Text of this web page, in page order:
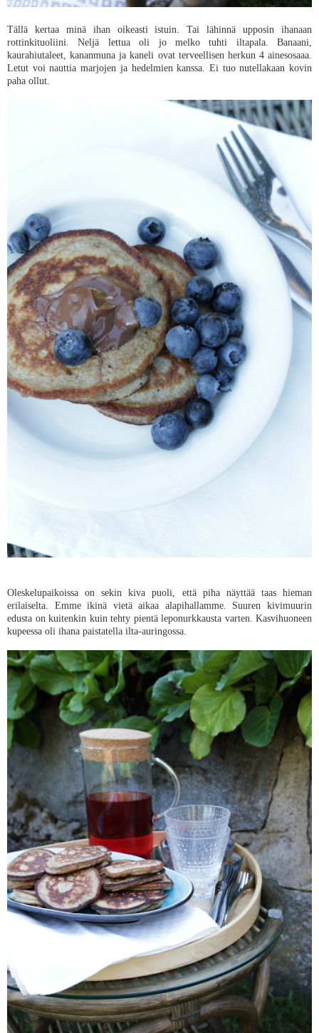
Tällä kertaa minä ihan oikeasti istuin. Tai lähinnä upposin ihanaan
rottinkituoliini. Neljä lettua oli jo melko tuhti iltapala. Banaani,
kaurahiutaleet, kananmuna ja kaneli ovat terveellisen herkun 4 ainesosaaa.
Letut voi nauttia marjojen ja hedelmien kanssa. Ei tuo nutellakaan kovin
paha ollut.
Oleskelupaikoissa on sekin kiva puoli, että piha näyttää taas hieman
erilaiselta. Emme ikinä vietä aikaa alapihallamme. Suuren kivimuurin
edusta on kuitenkin kuin tehty pientä leponurkkausta varten. Kasvihuoneen
kupeessa oli ihana paistatella ilta-auringossa.